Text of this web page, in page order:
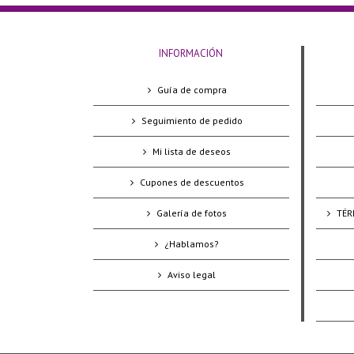
INFORMACIÓN
Guía de compra
Seguimiento de pedido
Mi lista de deseos
Cupones de descuentos
Galería de fotos
¿Hablamos?
Aviso legal